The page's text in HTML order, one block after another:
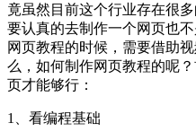
竟虽然目前这个行业存在很
要认真的去制作一个网页也
网页教程的时候，需要借助
么，如何制作网页教程的呢
页才能够行：
1、看编程基础